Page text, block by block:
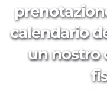
calendario
un nostro